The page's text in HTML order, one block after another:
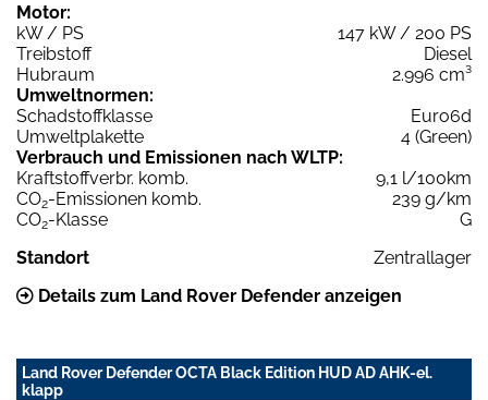
Motor:
kW / PS
147 kW / 200 PS
Treibstoff
Diesel
Hubraum
2.996 cm³
Umweltnormen:
Schadstoffklasse
Euro6d
Umweltplakette
4 (Green)
Verbrauch und Emissionen nach WLTP:
Kraftstoffverbr. komb.
9,1 l/100km
CO2-Emissionen komb.
239 g/km
CO2-Klasse
G
Standort
Zentrallager
Details zum Land Rover Defender anzeigen
Land Rover Defender OCTA Black Edition HUD AD AHK-el.
klapp